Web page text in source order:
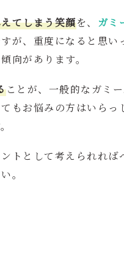
てしまう笑顔を、
ガミ
が、重度になると思
向があります。
ことが、一般的なガミ
もお悩みの方はいら
トとして考えられれ
。